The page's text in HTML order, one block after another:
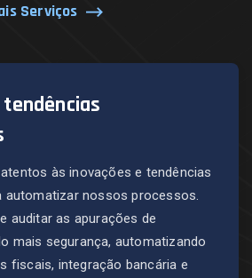
Serviços
às inovações e tendências
automatizar nossos processos.
auditar as apurações de
mais segurança, automatizando
fiscais, integração bancária e